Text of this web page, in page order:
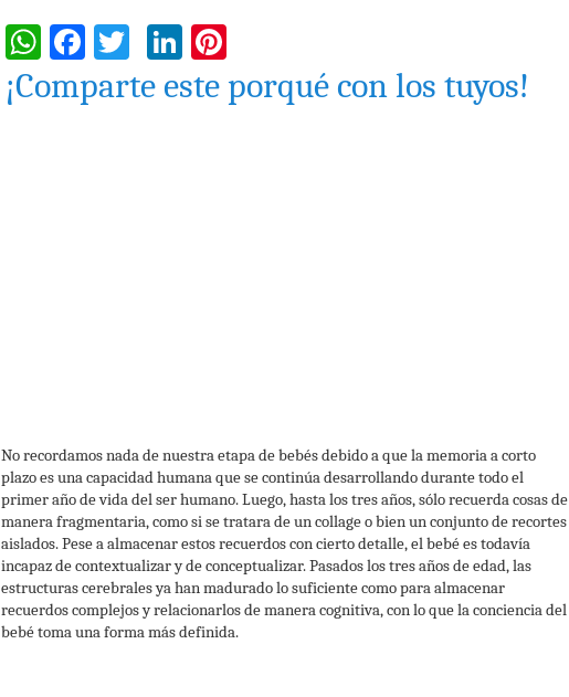
WhatsApp
Facebook
TwitterLinkedIn
¡Comparte este porqué con los tuyos!
No recordamos nada de nuestra etapa de bebés debido a que la memoria a corto
plazo es una capacidad humana que se continúa desarrollando durante todo el
primer año de vida del ser humano. Luego, hasta los tres años, sólo recuerda cosas de
manera fragmentaria, como si se tratara de un collage o bien un conjunto de recortes
aislados. Pese a almacenar estos recuerdos con cierto detalle, el bebé es todavía
incapaz de contextualizar y de conceptualizar. Pasados los tres años de edad, las
estructuras cerebrales ya han madurado lo suficiente como para almacenar
recuerdos complejos y relacionarlos de manera cognitiva, con lo que la conciencia del
bebé toma una forma más definida.